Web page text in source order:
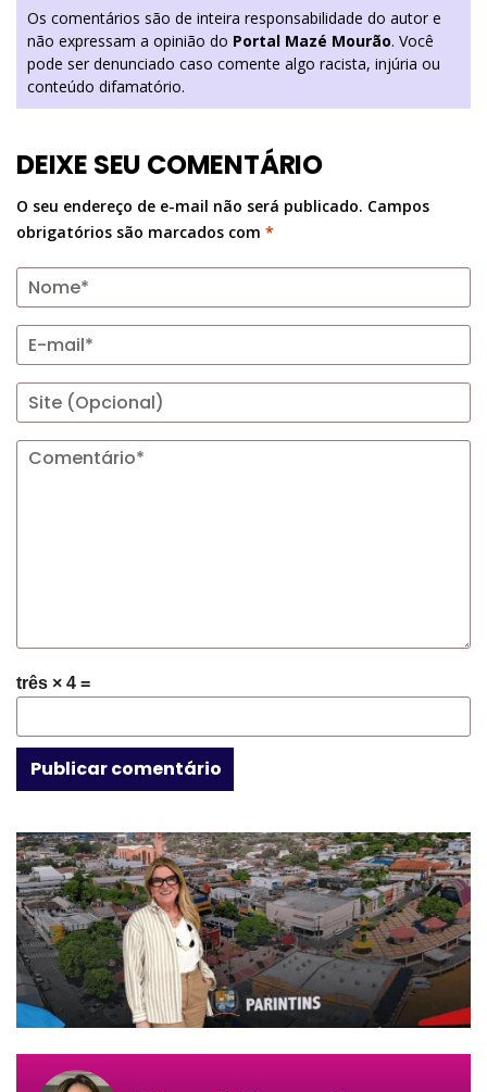
Os comentários são de inteira responsabilidade do autor e
não expressam a opinião do Portal Mazé Mourão. Você
pode ser denunciado caso comente algo racista, injúria ou
conteúdo difamatório.
DEIXE SEU COMENTÁRIO
O seu endereço de e-mail não será publicado. Campos
obrigatórios são marcados com *
três × 4 =